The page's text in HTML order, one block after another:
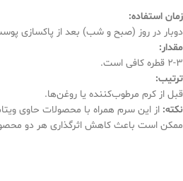
زمان استفاده:
دوبار در روز (صبح و شب) بعد از پاکسازی
مقدار:
۲-۳ قطره کافی است.
ترتیب:
قبل از کرم مرطوب‌کننده یا روغن‌ها.
نکته:
ممکن است باعث کاهش اثرگذاری هر دو